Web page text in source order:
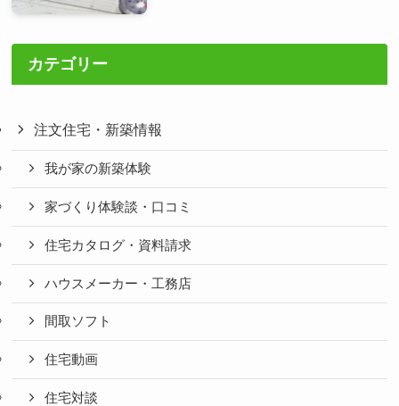
カテゴリー
注文住宅・新築情報
我が家の新築体験
家づくり体験談・口コミ
住宅カタログ・資料請求
ハウスメーカー・工務店
間取ソフト
住宅動画
住宅対談